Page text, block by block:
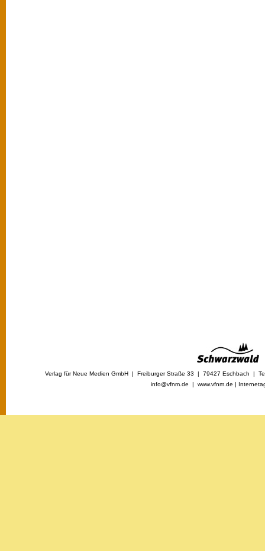
Verlag für Neue Medien GmbH | Freiburger Straße 33 | 79427 Eschbach |
info@vfnm.de | www.vfnm.de |